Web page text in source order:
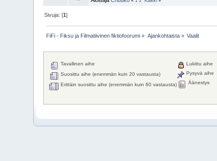
Sivuja: [1]
FiFi - Fiksu ja Filmatiivinen fiktiofoorumi » Ajankohtaista» Vaalit
Tavallinen aihe
Suosittu aihe (enemmän kuin 20 vastausta)
Erittäin suosittu aihe (enemmän kuin 60 vastausta)
Lukittu aihe
Pysyvä aihe
Äänestys